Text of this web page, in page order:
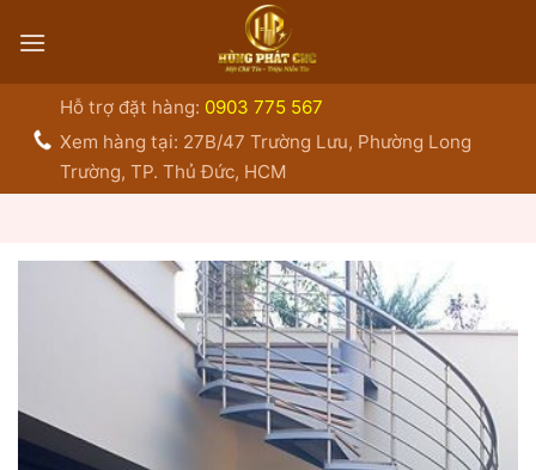
qua
Hỗ trợ đặt hàng: 0903 775 567
Xem hàng tại: 27B/47 Trường Lưu, Phường Long
Trường, TP. Thủ Đức, HCM